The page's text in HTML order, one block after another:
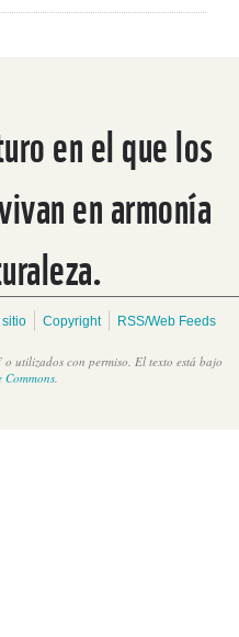
en el que los
en armonía
sitio Copyright RSS/Web Feeds
utilizados con permiso. El texto está bajo
Commons.